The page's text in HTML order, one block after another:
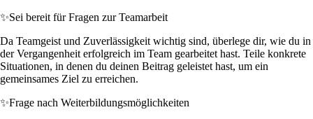
✨Sei bereit für Fragen zur Teamarbeit
Da Teamgeist und Zuverlässigkeit wichtig sind, überlege dir, wie du in
der Vergangenheit erfolgreich im Team gearbeitet hast. Teile konkrete
Situationen, in denen du deinen Beitrag geleistet hast, um ein
gemeinsames Ziel zu erreichen.
✨Frage nach Weiterbildungsmöglichkeiten